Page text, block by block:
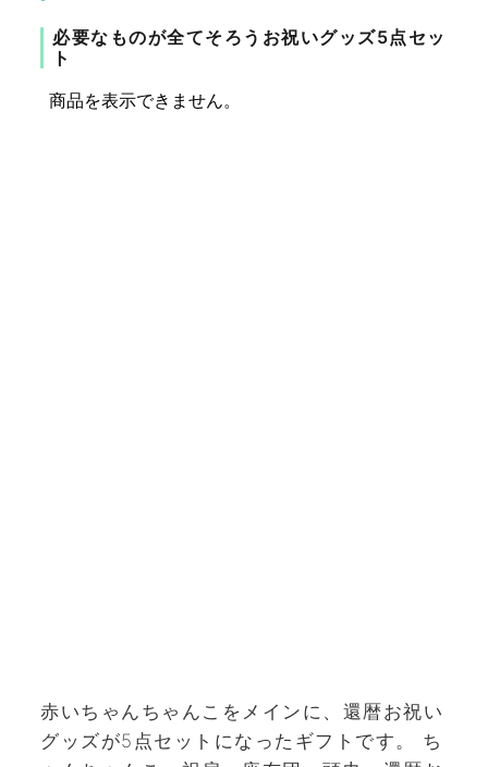
必要なものが全てそろうお祝いグッズ5点セッ
ト
赤いちゃんちゃんこをメインに、還暦お祝い
グッズが5点セットになったギフトです。 ち